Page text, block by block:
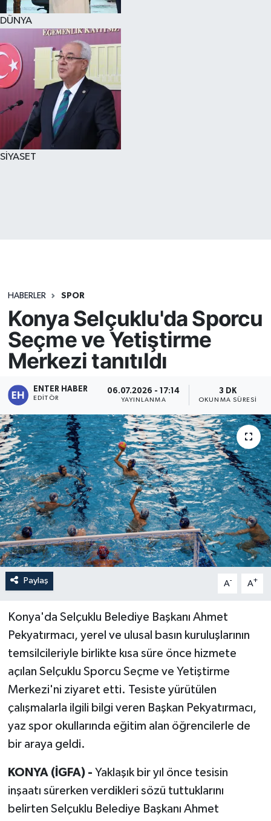
DÜNYA
SİYASET
HABERLER SPOR
Konya Selçuklu'da Sporcu
Seçme ve Yetiştirme
Merkezi tanıtıldı
ENTER HABER
EDITÖR
06.07.2026 - 17:14
YAYINLANMA
3 DK
OKUNMA SÜRESI
Paylaş A- A+
Konya'da Selçuklu Belediye Başkanı Ahmet
Pekyatırmacı, yerel ve ulusal basın kuruluşlarının
temsilcileriyle birlikte kısa süre önce hizmete
açılan Selçuklu Sporcu Seçme ve Yetiştirme
Merkezi'ni ziyaret etti. Tesiste yürütülen
çalışmalarla ilgili bilgi veren Başkan Pekyatırmacı,
yaz spor okullarında eğitim alan öğrencilerle de
bir araya geldi.
KONYA (İGFA) - Yaklaşık bir yıl önce tesisin
inşaatı sürerken verdikleri sözü tuttuklarını
belirten Selçuklu Belediye Başkanı Ahmet